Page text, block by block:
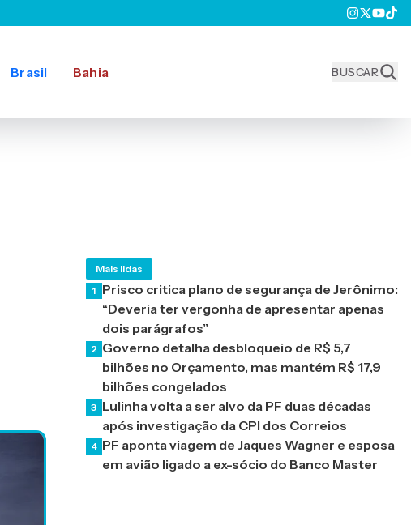
Brasil Bahia BUSCAR
Mais lidas
1 Prisco critica plano de segurança de Jerônimo:
“Deveria ter vergonha de apresentar apenas
dois parágrafos”
2 Governo detalha desbloqueio de R$ 5,7
bilhões no Orçamento, mas mantém R$ 17,9
bilhões congelados
3 Lulinha volta a ser alvo da PF duas décadas
após investigação da CPI dos Correios
4 PF aponta viagem de Jaques Wagner e esposa
em avião ligado a ex-sócio do Banco Master